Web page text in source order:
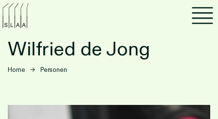
Wilfried de Jong
Home → Personen
Agenda
Programma's
Lezen
Luisteren